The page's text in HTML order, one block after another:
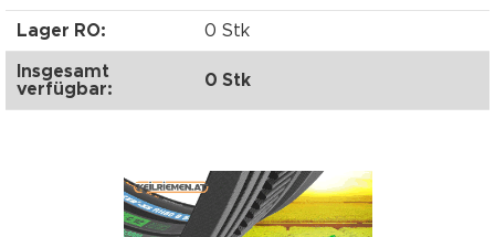
Lager RO: 0 Stk
Insgesamt
verfügbar:
0 Stk